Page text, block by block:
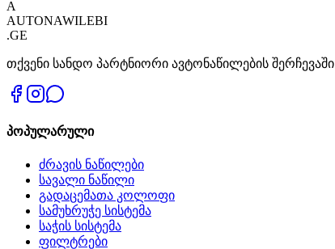
A
AUTONAWILEBI
.GE
თქვენი სანდო პარტნიორი ავტონაწილების
პოპულარული
ძრავის ნაწილები
სავალი ნაწილი
გადაცემათა კოლოფი
სამუხრუჭე სისტემა
საჭის სისტემა
ფილტრები